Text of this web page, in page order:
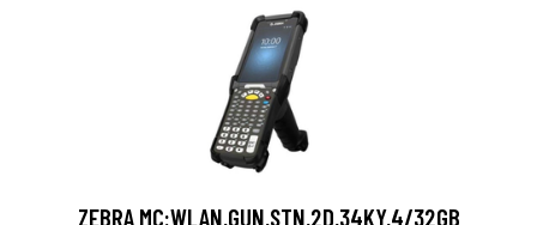
ZEBRA MC:WLAN,GUN,STN,2D,34KY,4/32GB